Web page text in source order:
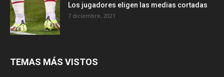
Los jugadores eligen las medias cortadas
7 diciembre, 2021
TEMAS MÁS VISTOS